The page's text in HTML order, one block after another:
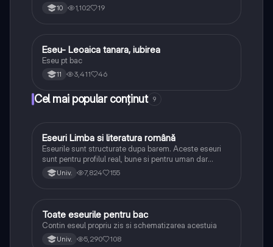
10 1,102 19
Limba și literatura română
Eseu- Leoaica tanara, iubirea
Eseu pt bac
11 3,411 46
Cel mai popular conținut 9
Limba și literatura română
Eseuri Limba si literatura română
Eseurile sunt structurate dupa barem. Aceste eseuri
sunt pentru profilul real, bune si pentru uman dar
lipsesc relatiile dintre personaje si caracrerizarile.
Univ. 7,824 155
Limba și literatura română
Toate eseurile pentru bac
Contin eseul propriu zis si schematizarea acestuia
Univ. 5,290 108